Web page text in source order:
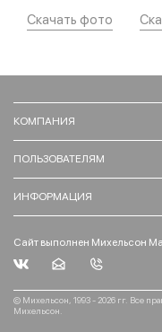
Скачать фото
КОМПАНИЯ
ПОЛЬЗОВАТЕЛЯМ
ИНФОРМАЦИЯ
Сайт выполнен Михельсон
© Михельсон, 1993 - 2026 гг. Все
Михельсон.